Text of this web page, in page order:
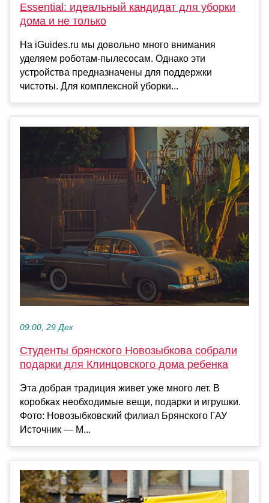
Essential: идеальный кандидат для уборки
дома и не только
На iGuides.ru мы довольно много внимания
уделяем роботам-пылесосам. Однако эти
устройства предназначены для поддержки
чистоты. Для комплексной уборки...
09:00, 29 Дек
Студенты брянского Новозыбкова собрали
подарки для Клинцовского дома ребенка
Эта добрая традиция живет уже много лет. В
коробках необходимые вещи, подарки и игрушки.
Фото: Новозыбковский филиал Брянского ГАУ
Источник — М...